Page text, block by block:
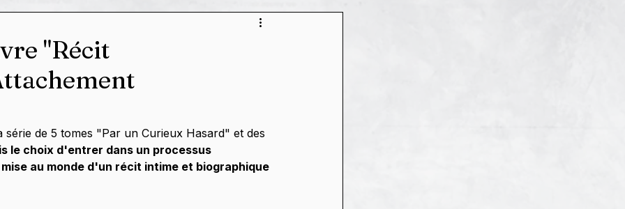
"Récit
de 5 tomes "Par un Curieux Hasard" et des
le choix d'entrer dans un processus
au monde d'un récit intime et biographique